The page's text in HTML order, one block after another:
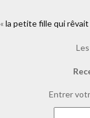
https://
«la petite fille qui
Entrer